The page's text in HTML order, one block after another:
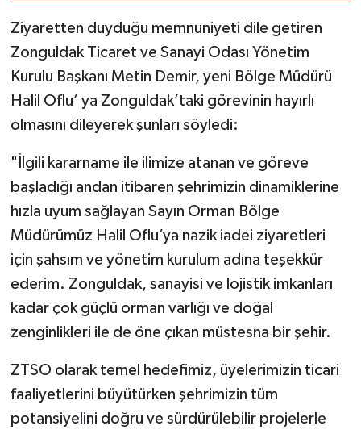
Ziyaretten duyduğu memnuniyeti dile getiren
Zonguldak Ticaret ve Sanayi Odası Yönetim
Kurulu Başkanı Metin Demir, yeni Bölge Müdürü
Halil Oflu’ ya Zonguldak’taki görevinin hayırlı
olmasını dileyerek şunları söyledi:
"İlgili kararname ile ilimize atanan ve göreve
başladığı andan itibaren şehrimizin dinamiklerine
hızla uyum sağlayan Sayın Orman Bölge
Müdürümüz Halil Oflu’ya nazik iadei ziyaretleri
için şahsım ve yönetim kurulum adına teşekkür
ederim. Zonguldak, sanayisi ve lojistik imkanları
kadar çok güçlü orman varlığı ve doğal
zenginlikleri ile de öne çıkan müstesna bir şehir.
ZTSO olarak temel hedefimiz, üyelerimizin ticari
faaliyetlerini büyütürken şehrimizin tüm
potansiyelini doğru ve sürdürülebilir projelerle